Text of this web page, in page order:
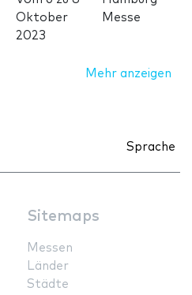
Oktober
2023
Messe
Mehr anzeigen
Sprache
Sitemaps
Messen
Länder
Städte